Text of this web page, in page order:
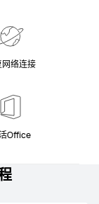
络连接
Office